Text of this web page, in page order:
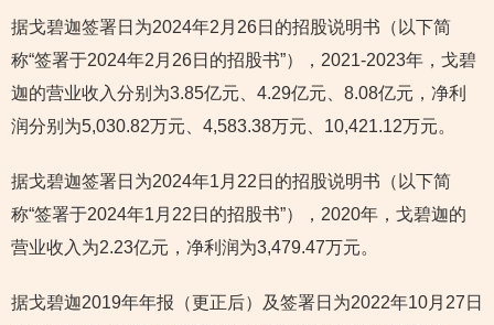
据戈碧迦签署日为2024年2月26日的招股说明书（以下简
称“签署于2024年2月26日的招股书”），2021-2023年，戈碧
迦的营业收入分别为3.85亿元、4.29亿元、8.08亿元，净利
润分别为5,030.82万元、4,583.38万元、10,421.12万元。
据戈碧迦签署日为2024年1月22日的招股说明书（以下简
称“签署于2024年1月22日的招股书”），2020年，戈碧迦的
营业收入为2.23亿元，净利润为3,479.47万元。
据戈碧迦2019年年报（更正后）及签署日为2022年10月27日